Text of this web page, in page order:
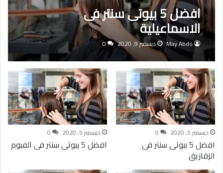
افضل 5 بيوتى سنتر فى
الاسماعيلية
May Abdo ديسمبر 9, 2020 0
ديسمبر 5, 2020 0
افضل 5 بيوتى سنتر فى
الزقازيق
ديسمبر 5, 2020 0
افضل 5 بيوتى سنتر فى الفيوم